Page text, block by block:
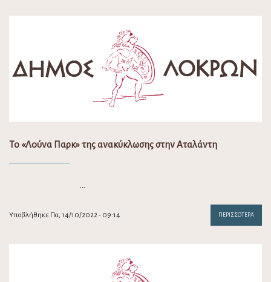
Το «Λούνα Παρκ» της ανακύκλωσης στην Αταλάντη
…
Υποβλήθηκε Πα, 14/10/2022 - 09:14 ΠΕΡΙΣΣΌΤΕΡΑ